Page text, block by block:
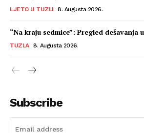
LJETO U TUZLI 8. Augusta 2026.
“Na kraju sedmice”: Pregled dešavanja
TUZLA 8. Augusta 2026.
Subscribe